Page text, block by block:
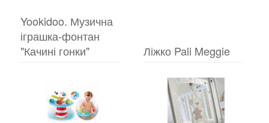
Yookidoo. Музична
іграшка-фонтан
"Качині гонки"
Ліжко Pali Meggie